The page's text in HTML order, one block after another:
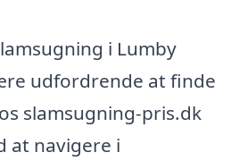
i Lumby
udfordrende at finde
slamsugning-pris.dk
at navigere i